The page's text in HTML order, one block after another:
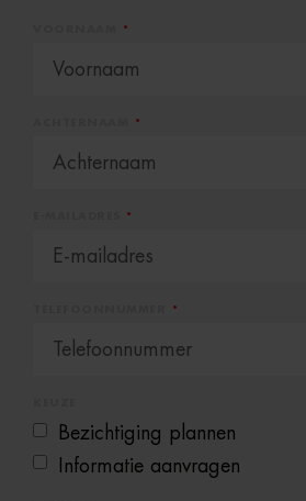
Bezichtiging plannen
Informatie aanvragen